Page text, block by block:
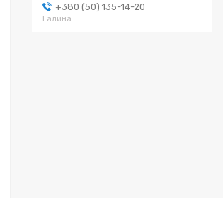
+380 (50) 135-14-20
Галина